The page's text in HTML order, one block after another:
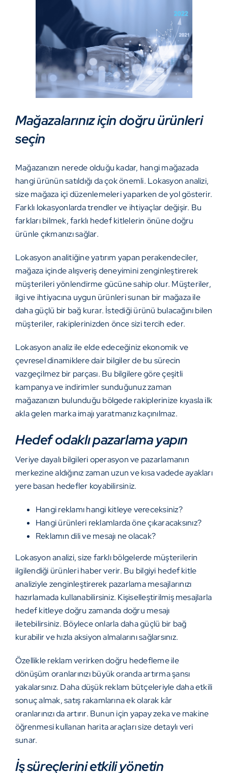
Mağazalarınız için doğru ürünleri
seçin
Mağazanızın nerede olduğu kadar, hangi mağazada
hangi ürünün satıldığı da çok önemli. Lokasyon analizi,
size mağaza içi düzenlemeleri yaparken de yol gösterir.
Farklı lokasyonlarda trendler ve ihtiyaçlar değişir. Bu
farkları bilmek, farklı hedef kitlelerin önüne doğru
ürünle çıkmanızı sağlar.
Lokasyon analitiğine yatırım yapan perakendeciler,
mağaza içinde alışveriş deneyimini zenginleştirerek
müşterileri yönlendirme gücüne sahip olur. Müşteriler,
ilgi ve ihtiyacına uygun ürünleri sunan bir mağaza ile
daha güçlü bir bağ kurar. İstediği ürünü bulacağını bilen
müşteriler, rakiplerinizden önce sizi tercih eder.
Lokasyon analiz ile elde edeceğiniz ekonomik ve
çevresel dinamiklere dair bilgiler de bu sürecin
vazgeçilmez bir parçası. Bu bilgilere göre çeşitli
kampanya ve indirimler sunduğunuz zaman
mağazanızın bulunduğu bölgede rakiplerinize kıyasla ilk
akla gelen marka imajı yaratmanız kaçınılmaz.
Hedef odaklı pazarlama yapın
Veriye dayalı bilgileri operasyon ve pazarlamanın
merkezine aldığınız zaman uzun ve kısa vadede ayakları
yere basan hedefler koyabilirsiniz.
Hangi reklamı hangi kitleye vereceksiniz?
Hangi ürünleri reklamlarda öne çıkaracaksınız?
Reklamın dili ve mesajı ne olacak?
Lokasyon analizi, size farklı bölgelerde müşterilerin
ilgilendiği ürünleri haber verir. Bu bilgiyi hedef kitle
analiziyle zenginleştirerek pazarlama mesajlarınızı
hazırlamada kullanabilirsiniz. Kişiselleştirilmiş mesajlarla
hedef kitleye doğru zamanda doğru mesajı
iletebilirsiniz. Böylece onlarla daha güçlü bir bağ
kurabilir ve hızla aksiyon almalarını sağlarsınız.
Özellikle reklam verirken doğru hedefleme ile
dönüşüm oranlarınızı büyük oranda artırma şansı
yakalarsınız. Daha düşük reklam bütçeleriyle daha etkili
sonuç almak, satış rakamlarına ek olarak kâr
oranlarınızı da artırır. Bunun için yapay zeka ve makine
öğrenmesi kullanan harita araçlarısize detaylı veri
sunar.
İş süreçlerini etkili yönetin